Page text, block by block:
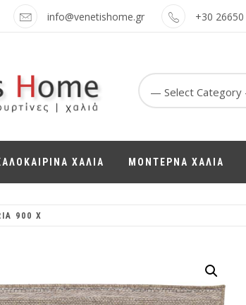
info@venetishome.gr +30
ΧΑΛΙΑ ΜΟΝΤΕΡΝΑ ΧΑΛΙΑ
900 X